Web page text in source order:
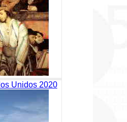
Unidos 2020